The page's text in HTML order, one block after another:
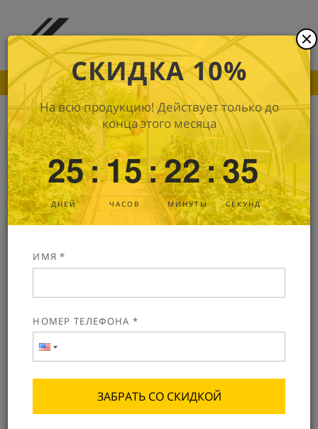
ПОКА ДРУГИЕ ПРОИЗВОДИТЕЛИ
Стеклобанка КБ204-В66Б-250
В наличии Артикул: 0027
Банка 250 мл с горлом В66Б, серия КБ204.
Оформить заказ
ОПТОВЫЕ
СКИДКИ
ГАРАНТИЯ
КАЧЕСТВА
СКИДКА 10%
На всю продукцию! Действует только до
конца этого месяца
25:
ДНЕЙ
15:
ЧАСОВ
22:
МИНУТЫ
35
СЕКУНД
ИМЯ *
НОМЕР ТЕЛЕФОНА *
ЗАБРАТЬ СО СКИДКОЙ